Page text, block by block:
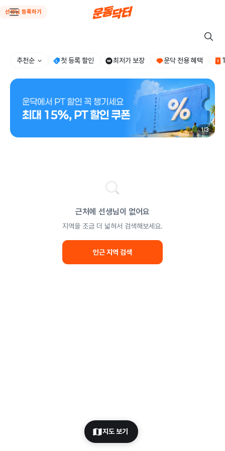
선생님 등록하기
추천순 첫 등록 할인 최저가 보장 운닥 전용 혜택
지도 보기
1/3
근처에 선생님이 없어요
지역을 조금 더 넓혀서 검색해보세요.
인근 지역 검색